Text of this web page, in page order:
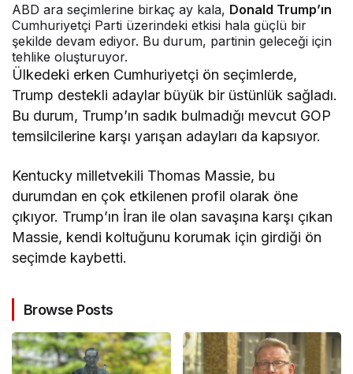
ABD ara seçimlerine birkaç ay kala, Donald Trump’ın
Cumhuriyetçi Parti üzerindeki etkisi hala güçlü bir
şekilde devam ediyor. Bu durum, partinin geleceği için
tehlike oluşturuyor.
Ülkedeki erken Cumhuriyetçi ön seçimlerde,
Trump destekli adaylar büyük bir üstünlük sağladı.
Bu durum, Trump’ın sadık bulmadığı mevcut GOP
temsilcilerine karşı yarışan adayları da kapsıyor.
Kentucky milletvekili Thomas Massie, bu
durumdan en çok etkilenen profil olarak öne
çıkıyor. Trump’ın İran ile olan savaşına karşı çıkan
Massie, kendi koltuğunu korumak için girdiği ön
seçimde kaybetti.
Browse Posts